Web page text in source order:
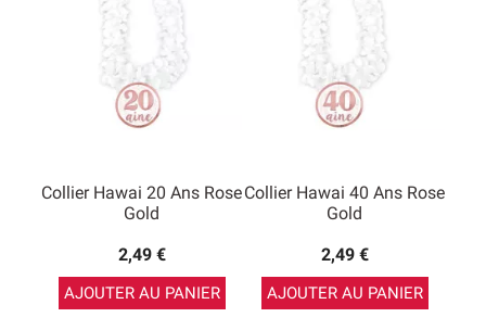
Collier Hawai 20 Ans Rose
Gold
2,49 €
AJOUTER AU PANIER
Collier Hawai 40 Ans Rose
Gold
2,49 €
AJOUTER AU PANIER